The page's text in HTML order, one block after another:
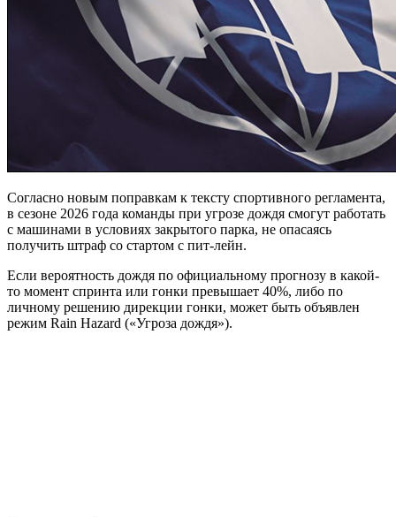
Согласно новым поправкам к тексту спортивного регламента,
в сезоне 2026 года команды при угрозе дождя смогут работать
с машинами в условиях закрытого парка, не опасаясь
получить штраф со стартом с пит-лейн.
Если вероятность дождя по официальному прогнозу в какой-
то момент спринта или гонки превышает 40%, либо по
личному решению дирекции гонки, может быть объявлен
режим Rain Hazard («Угроза дождя»).